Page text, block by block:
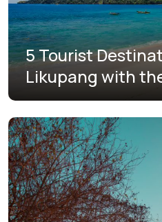
5 Tourist
Likupang with
and Culinary